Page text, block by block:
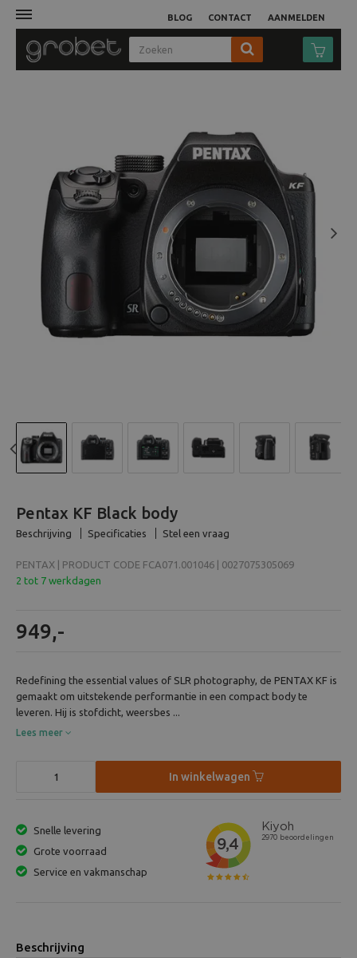
AANMELDEN
BLOG CONTACT
Objectieven
Video
Tassen
Studio
Analoog
Previous
Pentax KF Black body
Beschrijving Specificaties Stel een vraag
PENTAX | PRODUCT CODE FCA071.001046 | 0027075305069
2 tot 7 werkdagen
949,-
Redefining the essential values of SLR photography, de PENTAX KF is
gemaakt om uitstekende performantie in een compact body te
leveren. Hij is stofdicht, weersbes ...
Lees meer
In winkelwagen
Snelle levering
Grote voorraad
Service en vakmanschap
Beschrijving